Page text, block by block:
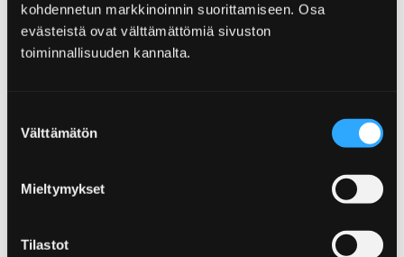
kohdennetun markkinoinnin suorittamiseen. Osa
evästeistä ovat välttämättömiä sivuston
toiminnallisuuden kannalta.
valinta
Välttämätön
Mieltymykset
Tilastot
Halima suosittelee kesäisessä Porissa erityisesti jäätelön
syöntiä Raatihuoneen puistossa, by Hanna Maria